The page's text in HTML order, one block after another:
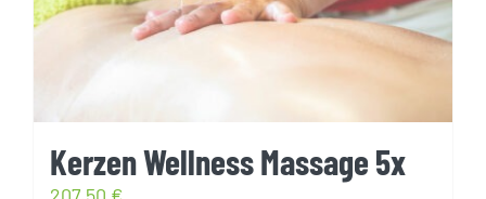
Kerzen Wellness Massage 5x